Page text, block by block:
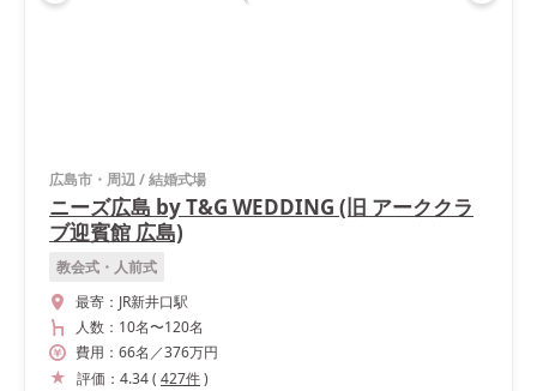
広島市・周辺/結婚式場
ニーズ広島 by T&G WEDDING (旧 アーククラ
ブ迎賓館 広島)
教会式・人前式
最寄： JR新井口駅
人数： 10名〜120名
費用： 66名 ／376万円
評価： 4.34( 427件)